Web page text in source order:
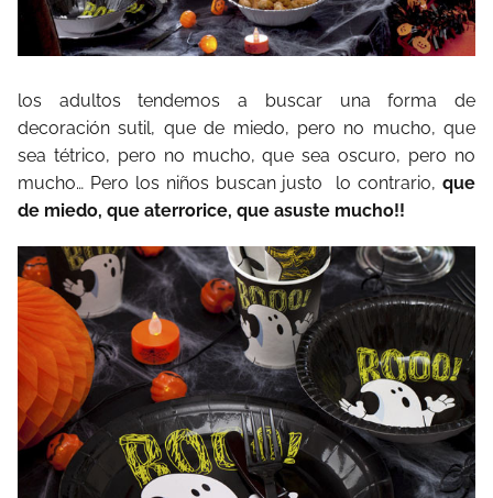
los adultos tendemos a buscar una forma de
decoración sutil, que de miedo, pero no mucho, que
sea tétrico, pero no mucho, que sea oscuro, pero no
mucho… Pero los niños buscan justo
lo contrario, que
de miedo, que aterrorice, que asuste mucho!!